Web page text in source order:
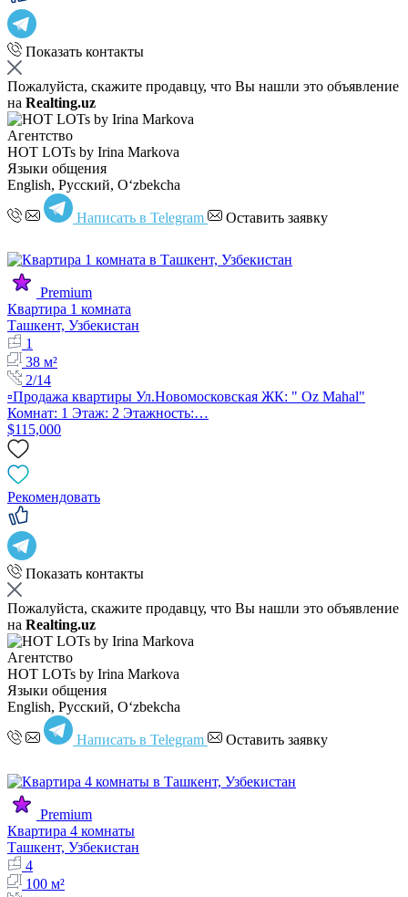
Показать контакты
Пожалуйста, скажите продавцу, что Вы нашли это объявление
на Realting.uz
Агентство
HOT LOTs by Irina Markova
Языки общения
English, Русский, Oʻzbekcha
Написать в Telegram Оставить заявку
Premium
Квартира 1 комната
Ташкент, Узбекистан
1
38 м²
2/14
▫️Продажа квартиры Ул.Новомосковская ЖК: " Oz Mahal"
Комнат: 1 Этаж: 2 Этажность:…
$115,000
Рекомендовать
Показать контакты
Пожалуйста, скажите продавцу, что Вы нашли это объявление
на Realting.uz
Агентство
HOT LOTs by Irina Markova
Языки общения
English, Русский, Oʻzbekcha
Написать в Telegram Оставить заявку
Premium
Квартира 4 комнаты
Ташкент, Узбекистан
4
100 м²